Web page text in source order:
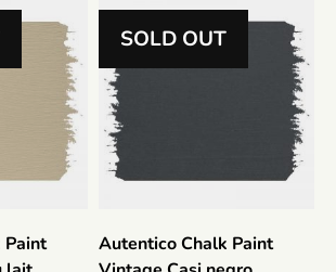
Paint
SOLD OUT
Autentico Chalk Paint